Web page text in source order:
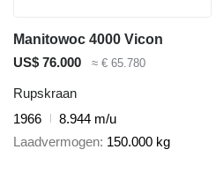
Manitowoc 4000 Vicon
US$ 76.000
≈ € 65.780
Rupskraan
1966
8.944 m/u
Laadvermogen 150.000 kg